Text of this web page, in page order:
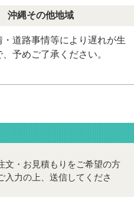
沖縄その他地域
道路事情等により遅れが生
予めご了承ください。
文・お見積もりをご希望の方
入力の上、送信してくださ